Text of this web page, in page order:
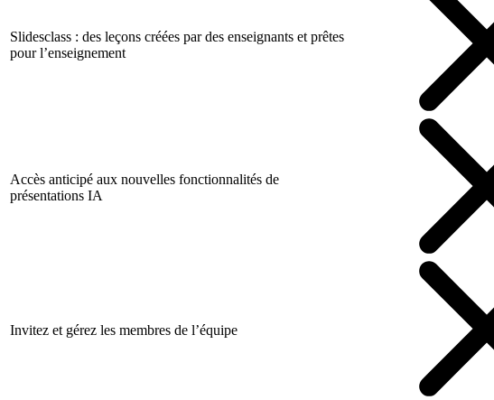
Slidesclass : des leçons créées par des enseignants et prêtes
pour l’enseignement
Accès anticipé aux nouvelles fonctionnalités de
présentations IA
Invitez et gérez les membres de l’équipe